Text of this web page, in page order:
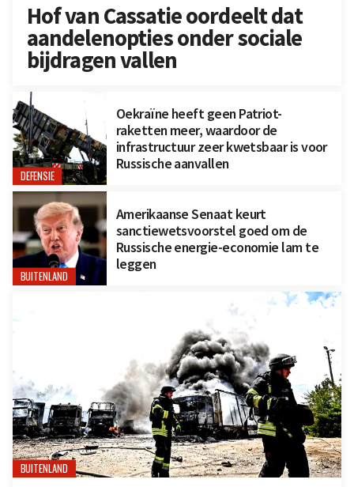
Hof van Cassatie oordeelt dat
aandelenopties onder sociale
bijdragen vallen
DEFENSIE
Oekraïne heeft geen Patriot-
raketten meer, waardoor de
infrastructuur zeer kwetsbaar is voor
Russische aanvallen
BUITENLAND
Amerikaanse Senaat keurt
sanctiewetsvoorstel goed om de
Russische energie-economie lam te
leggen
BUITENLAND